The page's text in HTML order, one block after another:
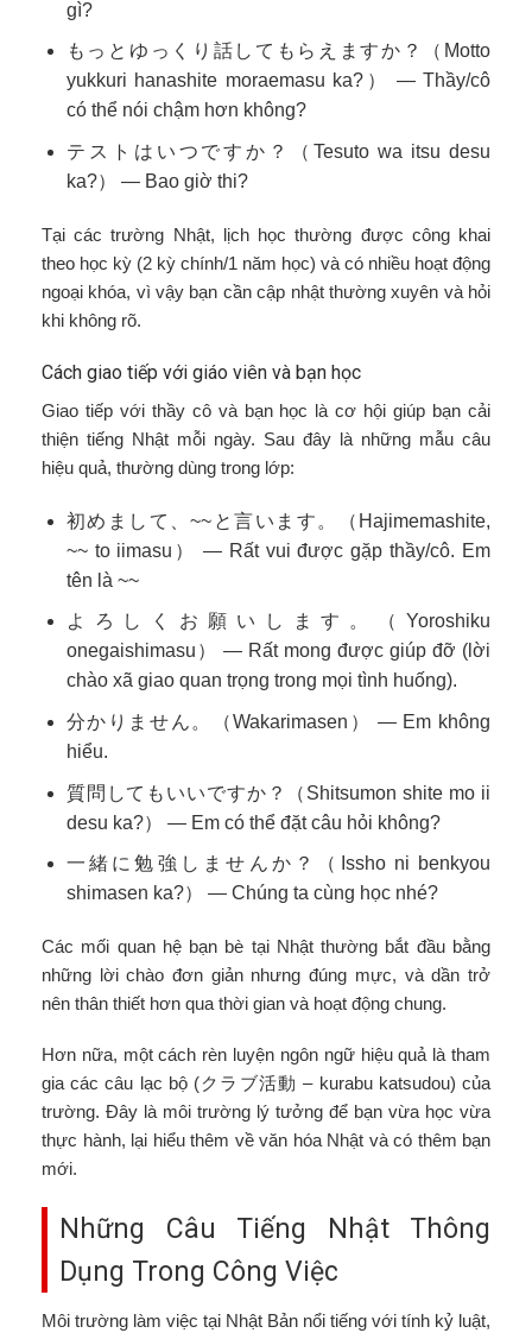
gì?
もっとゆっくり話してもらえますか？（Motto
yukkuri hanashite moraemasu ka?） — Thầy/cô
có thể nói chậm hơn không?
テストはいつですか？（Tesuto wa itsu desu
ka?） — Bao giờ thi?
Tại các trường Nhật, lịch học thường được công khai
theo học kỳ (2 kỳ chính/1 năm học) và có nhiều hoạt động
ngoại khóa, vì vậy bạn cần cập nhật thường xuyên và hỏi
khi không rõ.
Cách giao tiếp với giáo viên và bạn học
Giao tiếp với thầy cô và bạn học là cơ hội giúp bạn cải
thiện tiếng Nhật mỗi ngày. Sau đây là những mẫu câu
hiệu quả, thường dùng trong lớp:
初めまして、~~と言います。（Hajimemashite,
~~ to iimasu） — Rất vui được gặp thầy/cô. Em
tên là ~~
よろしくお願いします。（Yoroshiku
onegaishimasu） — Rất mong được giúp đỡ (lời
chào xã giao quan trọng trong mọi tình huống).
分かりません。（Wakarimasen） — Em không
hiểu.
質問してもいいですか？（Shitsumon shite mo ii
desu ka?） — Em có thể đặt câu hỏi không?
一緒に勉強しませんか？（Issho ni benkyou
shimasen ka?） — Chúng ta cùng học nhé?
Các mối quan hệ bạn bè tại Nhật thường bắt đầu bằng
những lời chào đơn giản nhưng đúng mực, và dần trở
nên thân thiết hơn qua thời gian và hoạt động chung.
Hơn nữa, một cách rèn luyện ngôn ngữ hiệu quả là tham
gia các câu lạc bộ (クラブ活動 – kurabu katsudou) của
trường. Đây là môi trường lý tưởng để bạn vừa học vừa
thực hành, lại hiểu thêm về văn hóa Nhật và có thêm bạn
mới.
Những Câu Tiếng Nhật Thông
Dụng Trong Công Việc
Môi trường làm việc tại Nhật Bản nổi tiếng với tính kỷ luật,